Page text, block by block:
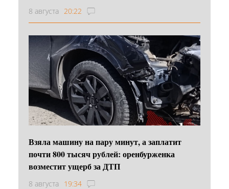
8 августа 20:22
Взяла машину на пару минут, а заплатит
почти 800 тысяч рублей: оренбурженка
возместит ущерб за ДТП
8 августа 19:34